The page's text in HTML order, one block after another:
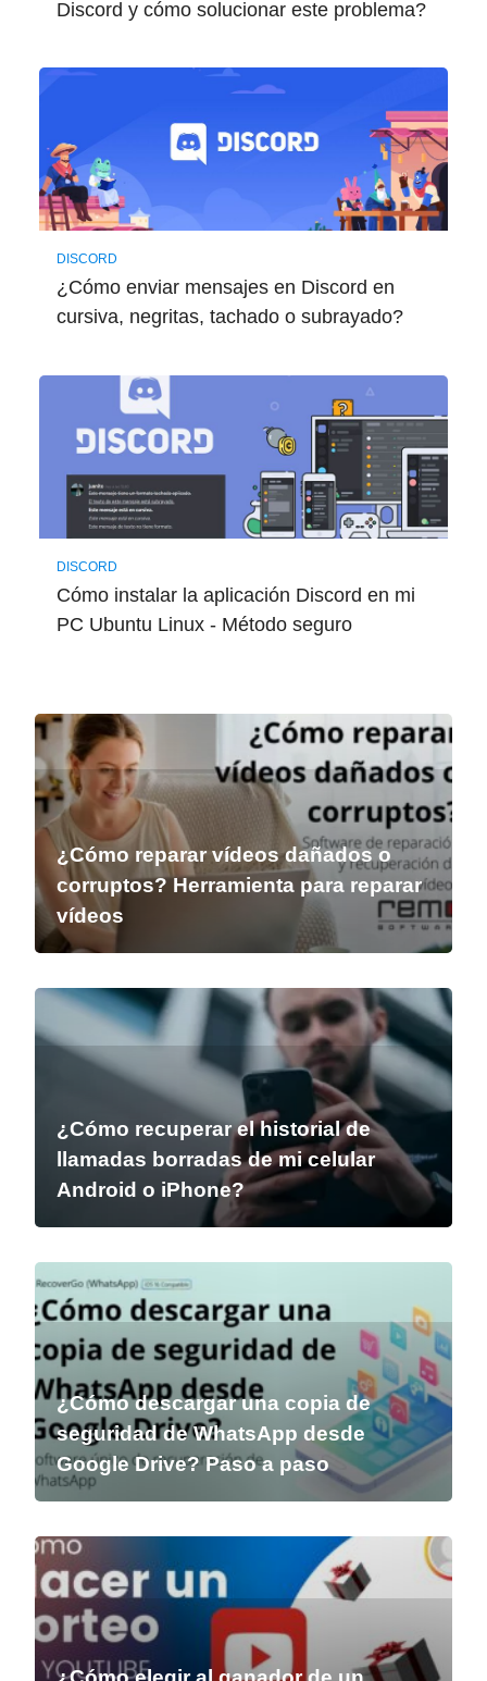
Discord y cómo solucionar este problema?
DISCORD
¿Cómo enviar mensajes en Discord en
cursiva, negritas, tachado o subrayado?
DISCORD
Cómo instalar la aplicación Discord en mi
PC Ubuntu Linux - Método seguro
¿Cómo reparar vídeos dañados o
corruptos? Herramienta para reparar
vídeos
¿Cómo recuperar el historial de
llamadas borradas de mi celular
Android o iPhone?
¿Cómo descargar una copia de
seguridad de WhatsApp desde
Google Drive? Paso a paso